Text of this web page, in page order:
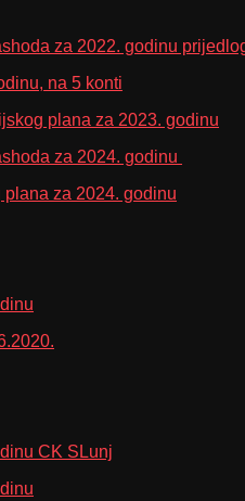
za 2022. godinu
na 5 konti
plana za 2023. godinu
za 2024. godinu
za 2024. godinu
CK SLunj